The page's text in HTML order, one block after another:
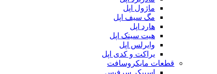
ماژول اپل
مگ سیف اپل
هارد اپل
هیت سینک اپل
وایرلس اپل
یراکت و کدی اپل
قطعات مایکروسافت
اسپیکر سرفیس